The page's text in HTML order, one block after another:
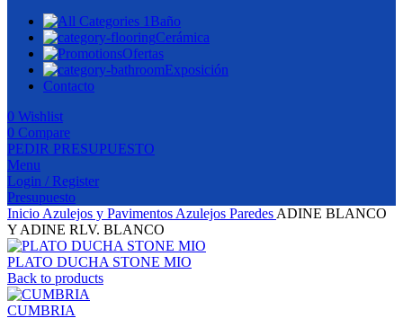
Baño
Cerámica
Ofertas
Exposición
Contacto
0 Wishlist
0 Compare
PEDIR PRESUPUESTO
Menu
Login / Register
Presupuesto
Inicio Azulejos y Pavimentos Azulejos Paredes ADINE BLANCO
Y ADINE RLV. BLANCO
PLATO DUCHA STONE MIO
Back to products
CUMBRIA